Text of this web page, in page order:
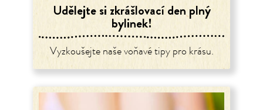
Udělejte si zkrášlovací den plný
bylinek!
Vyzkoušejte naše voňavé tipy pro krásu.